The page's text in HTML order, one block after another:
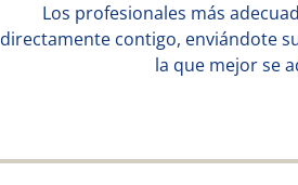
Los profesionales más
directamente contigo, enviándote
la que mejor se